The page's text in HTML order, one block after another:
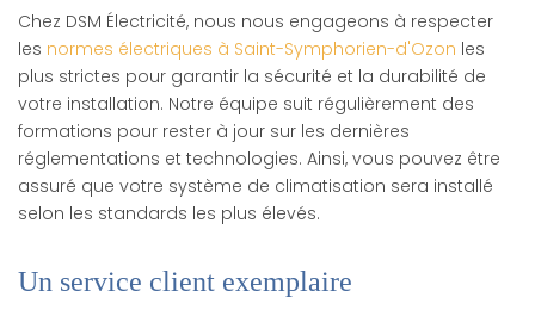
Chez DSM Électricité, nous nous engageons à respecter
les normes électriques à Saint-Symphorien-d'Ozon les
plus strictes pour garantir la sécurité et la durabilité de
votre installation. Notre équipe suit régulièrement des
formations pour rester à jour sur les dernières
réglementations et technologies. Ainsi, vous pouvez être
assuré que votre système de climatisation sera installé
selon les standards les plus élevés.
Un service client exemplaire